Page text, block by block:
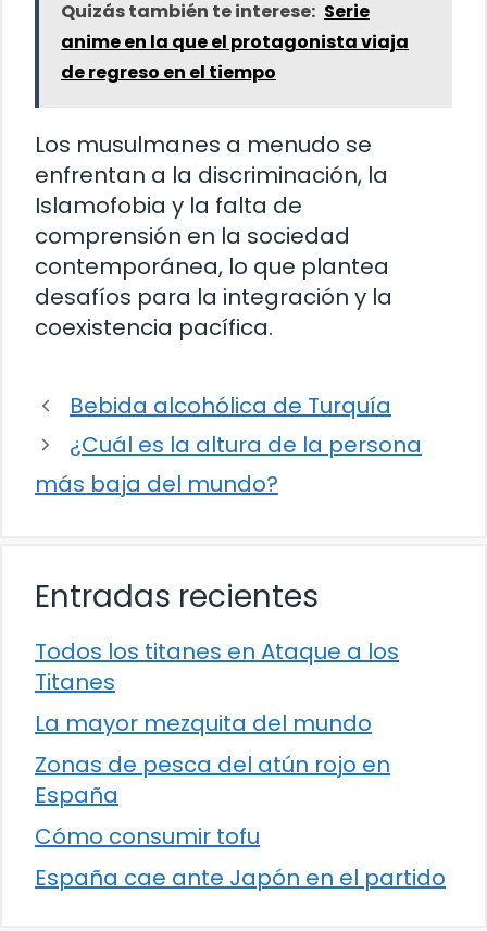
Quizás también te interese: Serie
anime en la que el protagonista viaja
de regreso en el tiempo
Los musulmanes a menudo se
enfrentan a la discriminación, la
Islamofobia y la falta de
comprensión en la sociedad
contemporánea, lo que plantea
desafíos para la integración y la
coexistencia pacífica.
Bebida alcohólica de Turquía
¿Cuál es la altura de la persona
más baja del mundo?
Entradas recientes
Todos los titanes en Ataque a los
Titanes
La mayor mezquita del mundo
Zonas de pesca del atún rojo en
España
Cómo consumir tofu
España cae ante Japón en el partido